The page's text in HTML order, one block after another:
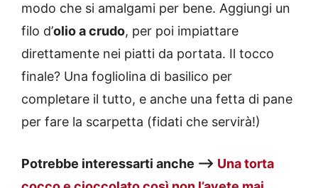
modo che si amalgami per bene. Aggiungi un
filo d’olio a crudo, per poi impiattare
direttamente nei piatti da portata. Il tocco
finale? Una fogliolina di basilico per
completare il tutto, e anche una fetta di pane
per fare la scarpetta (fidati che servirà!)
Potrebbe interessarti anche —> Una torta